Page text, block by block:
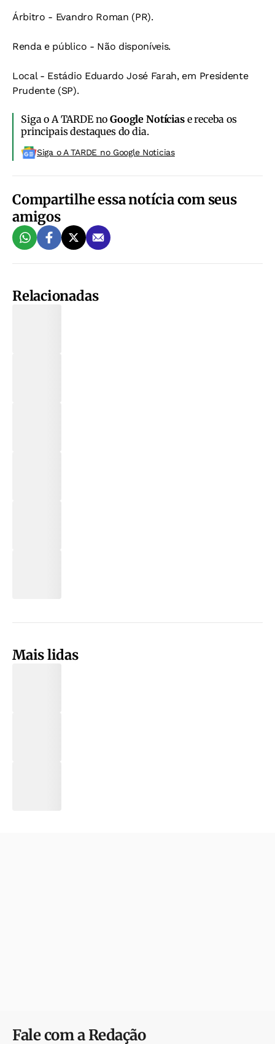
Árbitro - Evandro Roman (PR).
Renda e público - Não disponíveis.
Local - Estádio Eduardo José Farah, em Presidente
Prudente (SP).
Siga o A TARDE noGoogle Notíciase receba os
principais destaques do dia.
Siga o A TARDE no Google Noticias
Compartilhe essa notícia com seus
amigos
Relacionadas
Mais lidas
Fale com a Redação